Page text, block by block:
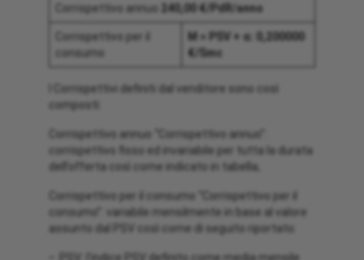
Corrispettivo annuo 240,00 €/PdR/anno
Corrispettivo per il
consumo
M = PSV + α: 0,200000
€/Smc
I Corrispettivi definiti dal venditore sono così
composti:
Corrispettivo annuo “Corrispettivo annuo”:
corrispettivo fisso ed invariabile per tutta la durata
dell’offerta così come indicato in tabella;
Corrispettivo per il consumo “Corrispettivo per il
consumo”: variabile mensilmente in base al valore
assunto dal PSV così come di seguito riportato:
PSV: l’indice PSV definito come media mensile